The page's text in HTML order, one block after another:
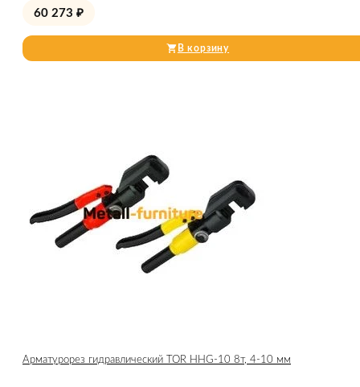
60 273 ₽
В корзину
Арматурорез гидравлический TOR HHG-10 8т, 4-10 мм